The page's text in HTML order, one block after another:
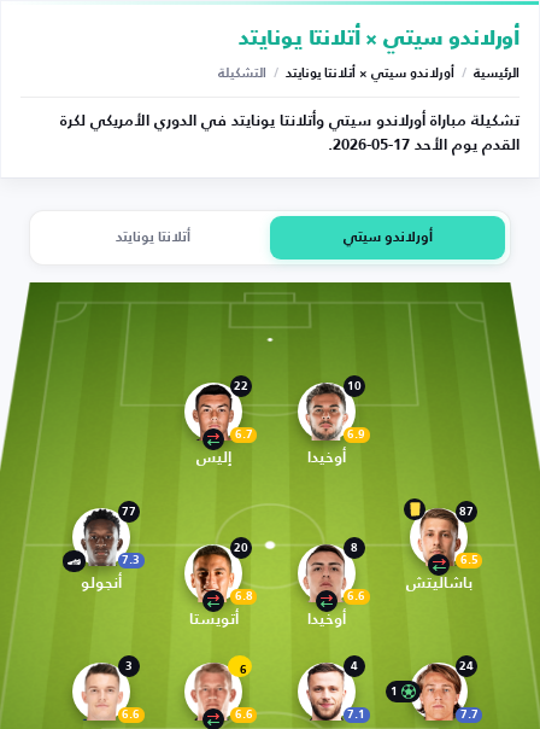
أورلاندو سيتي × أتلانتا يونايتد
الرئيسية / أورلاندو سيتي × أتلانتا يونايتد / التشكيلة
تشكيلة مباراة أورلاندو سيتي وأتلانتا يونايتد في الدوري الأمريكي لكرة
القدم يوم الأحد 17-05-2026.
أورلاندو سيتي أتلانتا يونايتد
22
6.7
إليس
10
6.9
أوخيدا
77
7.3
أنجولو
20
6.8
أتويستا
8
6.6
أوخيدا
87
6.5
باشاليتش
3
6.6
6
6.6
4
7.1
24
7.7
1